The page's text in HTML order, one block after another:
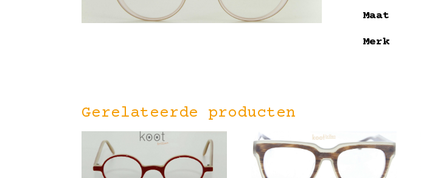
Maat
Merk
Gerelateerde producten